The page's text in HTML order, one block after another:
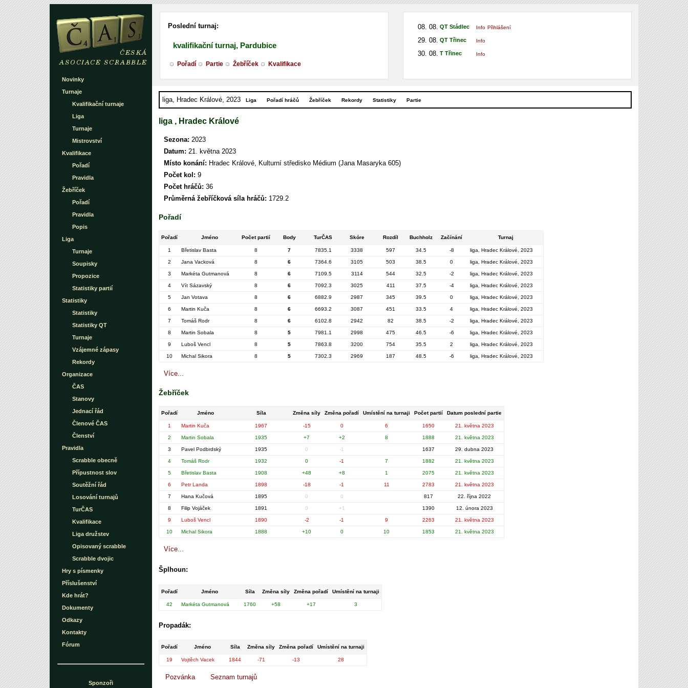
Novinky
Turnaje
Kvalifikační turnaje
Liga
Turnaje
Mistrovství
Kvalifikace
Pořadí
Pravidla
Žebříček
Pořadí
Pravidla
Popis
Liga
Turnaje
Soupisky
Propozice
Statistiky partií
Statistiky
Statistiky
Statistiky QT
Turnaje
Vzájemné zápasy
Rekordy
Organizace
ČAS
Stanovy
Jednací řád
Členové ČAS
Členství
Pravidla
Scrabble obecně
Přípustnost slov
Soutěžní řád
Losování turnajů
TurČAS
Kvalifikace
Liga družstev
Opisovaný scrabble
Scrabble dvojic
Hry s písmenky
Příslušenství
Kde hrát?
Dokumenty
Odkazy
Kontakty
Fórum
Sponzoři
Poslední turnaj:
kvalifikační turnaj, Pardubice
Pořadí Partie Žebříček Kvalifikace
08. 08. QT Stádlec Info Přihlášení
29. 08. QT Třinec Info
30. 08. T Třinec Info
liga, Hradec Králové, 2023 Liga Pořadí hráčů Žebříček Rekordy Statistiky Partie
liga , Hradec Králové
Sezona: 2023
Datum: 21. května 2023
Místo konání: Hradec Králové, Kulturní středisko Médium (Jana Masaryka 605)
Počet kol: 9
Počet hráčů: 36
Průměrná žebříčková síla hráčů: 1729.2
Pořadí
Pořadí Jméno Počet partií Body TurČAS Skóre Rozdíl Buchholz Začínání Turnaj
1 Břetislav Basta 8 7 7835.1 3338 597 34.5 -8 liga, Hradec Králové, 2023
2 Jana Vacková 8 6 7364.6 3105 503 38.5 0 liga, Hradec Králové, 2023
3 Markéta Gutmanová 8 6 7109.5 3114 544 32.5 -2 liga, Hradec Králové, 2023
4 Vít Sázavský 8 6 7092.3 3025 411 37.5 -4 liga, Hradec Králové, 2023
5 Jan Votava 8 6 6882.9 2987 345 39.5 0 liga, Hradec Králové, 2023
6 Martin Kuča 8 6 6693.2 3087 451 33.5 4 liga, Hradec Králové, 2023
7 Tomáš Rodr 8 6 6102.8 2942 82 38.5 -2 liga, Hradec Králové, 2023
8 Martin Sobala 8 5 7981.1 2998 475 46.5 -6 liga, Hradec Králové, 2023
9 Luboš Vencl 8 5 7863.8 3200 754 35.5 2 liga, Hradec Králové, 2023
10 Michal Sikora 8 5 7302.3 2969 187 48.5 -6 liga, Hradec Králové, 2023
Více...
Žebříček
Pořadí Jméno Síla Změna síly Změna pořadí Umístění na turnaji Počet partií Datum poslední partie
1 Martin Kuča 1967 -15 0 6 1650 21. května 2023
2 Martin Sobala 1935 +7 +2 8 1888 21. května 2023
3 Pavel Podbrdský 1935 0 -1 1637 29. dubna 2023
4 Tomáš Rodr 1932 0 -1 7 1882 21. května 2023
5 Břetislav Basta 1908 +48 +8 1 2075 21. května 2023
6 Petr Landa 1898 -18 -1 11 2783 21. května 2023
7 Hana Kučová 1895 0 0 817 22. října 2022
8 Filip Vojáček 1891 0 +1 1390 12. února 2023
9 Luboš Vencl 1890 -2 -1 9 2263 21. května 2023
10 Michal Sikora 1888 +10 0 10 1853 21. května 2023
Více...
Šplhoun:
Pořadí Jméno Síla Změna síly Změna pořadí Umístění na turnaji
42 Markéta Gutmanová 1760 +58 +17 3
Propadák:
Pořadí Jméno Síla Změna síly Změna pořadí Umístění na turnaji
19 Vojtěch Vacek 1844 -71 -13 28
Pozvánka Seznam turnajů